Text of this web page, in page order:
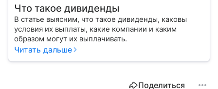
Что такое дивиденды
В статье выясним, что такое дивиденды, каковы
условия их выплаты, какие компании и каким
образом могут их выплачивать.
Читать дальше
Поделиться